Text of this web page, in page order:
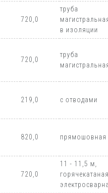
720,0
труба
в изоляции
720,0
труба
219,0 с отводами
820,0 прямошовная
720,0
11 - 11,5 м,